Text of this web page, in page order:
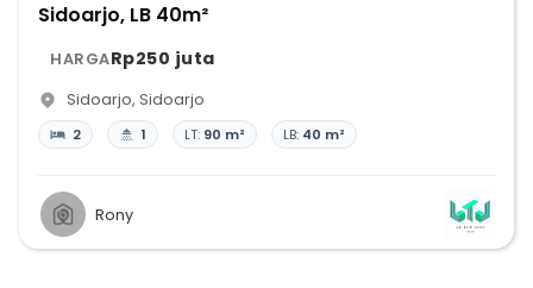
Sidoarjo, LB 40m²
HARGARp250 juta
Sidoarjo, Sidoarjo
2 1 LT: 90 m² LB: 40 m²
Rony